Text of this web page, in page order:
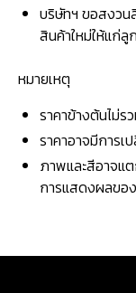
บริษัทฯ ขอสงว
สินค้าใหม่ให้แก่ลู
หมายเหตุ
ราคาข้างต้นไม่ร
ราคาอาจมีการเ
ภาพและสีอาจแ
การแสดงผลขอ